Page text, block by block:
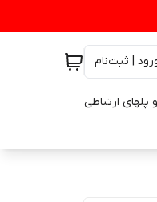
| ثبت‌نام
ارتباطی